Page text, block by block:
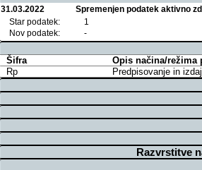
31.03.2022
Spremenjen podatek aktivno
Star podatek:
1
Nov podatek:
-
Šifra Opis načina/režima
Rp
Predpisovanje in
Razvrstitve